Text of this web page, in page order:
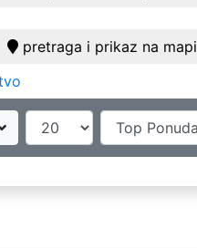
pretraga i prikaz na mapi